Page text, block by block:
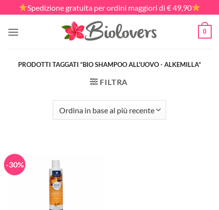
ai
contenuti
Spedizione gratuita per ordini maggiori di € 49,90
0
PRODOTTI TAGGATI “BIO SHAMPOO ALL'UOVO - ALKEMILLA”
FILTRA
-30%